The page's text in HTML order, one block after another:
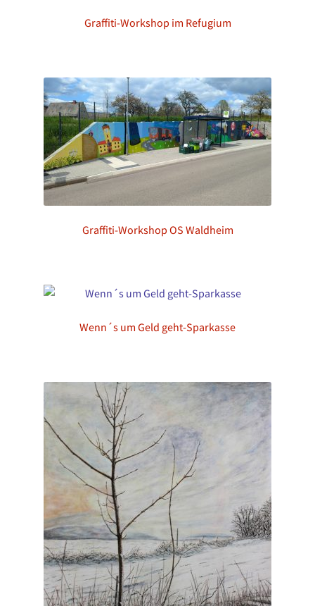
Graffiti-Workshop im Refugium
Graffiti-Workshop OS Waldheim
Wenn´s um Geld geht-Sparkasse